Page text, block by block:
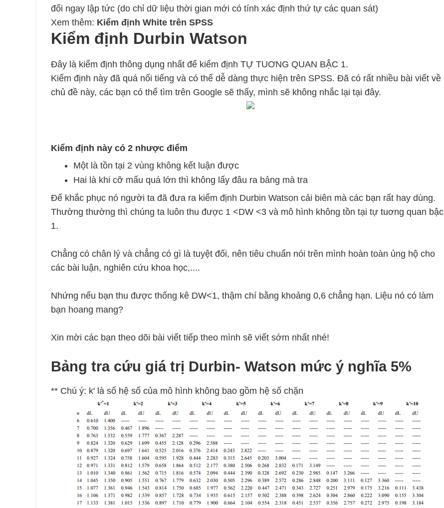
đổi ngay lập tức (do chỉ dữ liệu thời gian mới có tính xác định thứ tự các quan sát)
Xem thêm: Kiểm định White trên SPSS
Kiểm định Durbin Watson
Đây là kiểm định thông dụng nhất để kiểm định TỰ TUƠNG QUAN BẬC 1.
Kiểm định này đã quá nổi tiếng và có thể dễ dàng thực hiện trên SPSS. Đã có rất nhiều bài viết về
chủ đề này, các bạn có thể tìm trên Google sẽ thấy, mình sẽ không nhắc lại tại đây.
Kiểm định này có 2 nhược điểm
Một là tồn tại 2 vùng không kết luận được
Hai là khi cỡ mấu quá lớn thì không lấy đâu ra bảng mà tra
Để khắc phục nó người ta đã đưa ra kiểm định Durbin Watson cải biên mà các bạn rất hay dùng.
Thường thường thì chúng ta luôn thu được 1 <DW <3 và mô hình không tồn tại tự tuơng quan bậc
1.
Chẳng có chân lý và chẳng có gì là tuyệt đối, nên tiêu chuẩn nói trên mình hoàn toàn ủng hộ cho
các bài luận, nghiên cứu khoa học,....
Nhứng nếu bạn thu được thống kê DW<1, thậm chí bằng khoảng 0,6 chẳng hạn. Liệu nó có làm
bạn hoang mang?
Xin mời các bạn theo dõi bài viết tiếp theo mình sẽ viết sớm nhất nhé!
Bảng tra cứu giá trị Durbin- Watson mức ý nghĩa 5%
** Chú ý: k' là số hệ số của mô hình không bao gồm hệ số chặn